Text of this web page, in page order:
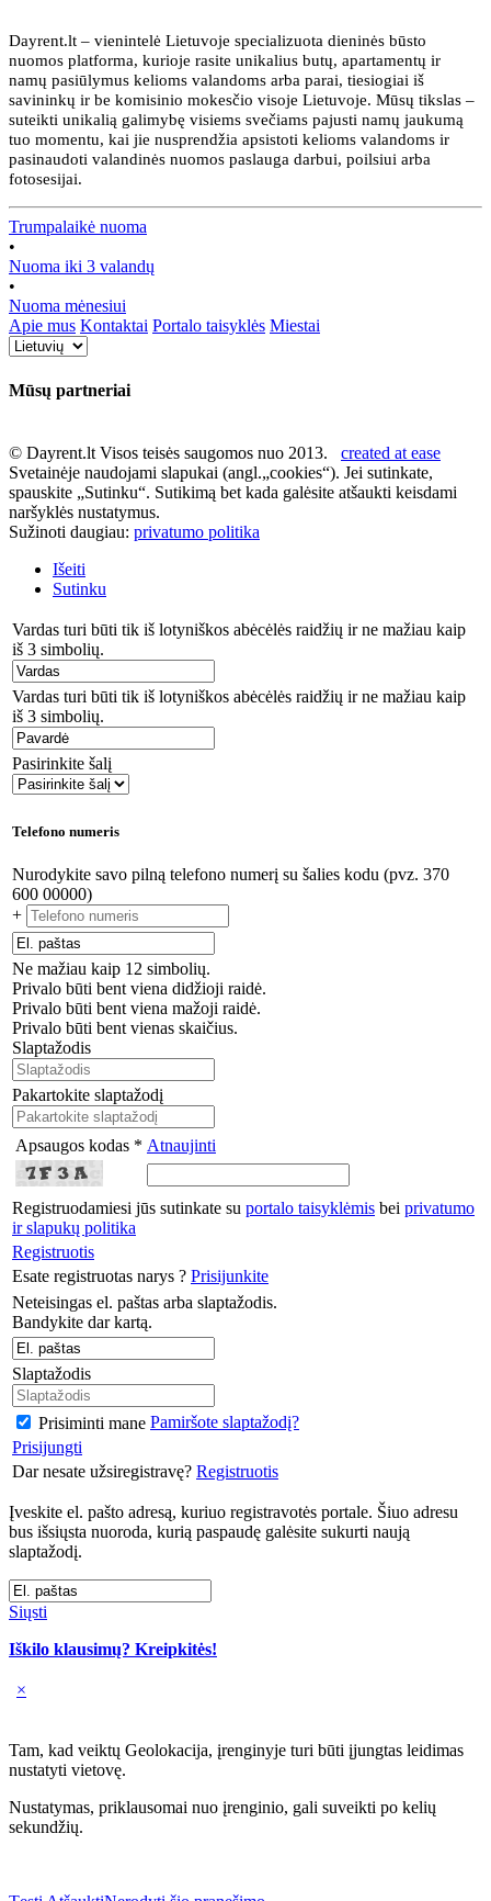
Dayrent.lt – vienintelė Lietuvoje specializuota dieninės būsto
nuomos platforma, kurioje rasite unikalius butų, apartamentų ir
namų pasiūlymus kelioms valandoms arba parai, tiesiogiai iš
savininkų ir be komisinio mokesčio visoje Lietuvoje. Mūsų tikslas –
suteikti unikalią galimybę visiems svečiams pajusti namų jaukumą
tuo momentu, kai jie nusprendžia apsistoti kelioms valandoms ir
pasinaudoti valandinės nuomos paslauga darbui, poilsiui arba
fotosesijai.
Trumpalaikė nuoma
•
Nuoma iki 3 valandų
•
Nuoma mėnesiui
Apie mus Kontaktai Portalo taisyklės Miestai
Mūsų partneriai
© Dayrent.lt Visos teisės saugomos nuo 2013. created at ease
Svetainėje naudojami slapukai (angl.„cookies“). Jei sutinkate,
spauskite „Sutinku“. Sutikimą bet kada galėsite atšaukti keisdami
naršyklės nustatymus.
Sužinoti daugiau: privatumo politika
Išeiti
Sutinku
Vardas turi būti tik iš lotyniškos abėcėlės raidžių ir ne mažiau kaip
iš 3 simbolių.
Vardas turi būti tik iš lotyniškos abėcėlės raidžių ir ne mažiau kaip
iš 3 simbolių.
Pasirinkite šalį
Telefono numeris
Nurodykite savo pilną telefono numerį su šalies kodu (pvz. 370
600 00000)
+
Ne mažiau kaip 12 simbolių.
Privalo būti bent viena didžioji raidė.
Privalo būti bent viena mažoji raidė.
Privalo būti bent vienas skaičius.
Slaptažodis
Pakartokite slaptažodį
Apsaugos kodas * Atnaujinti
Registruodamiesi jūs sutinkate su portalo taisyklėmis bei privatumo
ir slapukų politika
Registruotis
Esate registruotas narys ? Prisijunkite
Neteisingas el. paštas arba slaptažodis.
Bandykite dar kartą.
Slaptažodis
Prisiminti mane Pamiršote slaptažodį?
Prisijungti
Dar nesate užsiregistravę? Registruotis
Įveskite el. pašto adresą, kuriuo registravotės portale. Šiuo adresu
bus išsiųsta nuoroda, kurią paspaudę galėsite sukurti naują
slaptažodį.
Siųsti
Iškilo klausimų? Kreipkitės!
×
Tam, kad veiktų Geolokacija, įrenginyje turi būti įjungtas leidimas
nustatyti vietovę.
Nustatymas, priklausomai nuo įrenginio, gali suveikti po kelių
sekundžių.